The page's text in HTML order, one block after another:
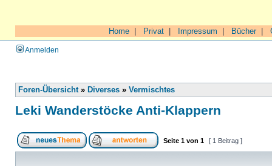
Home Privat Impressum Bücher|
Anmelden
Foren-Übersicht» Diverses » Vermischtes
Leki Wanderstöcke Anti-Klappern
Seite 1 von 1 [ 1 Beitrag ]